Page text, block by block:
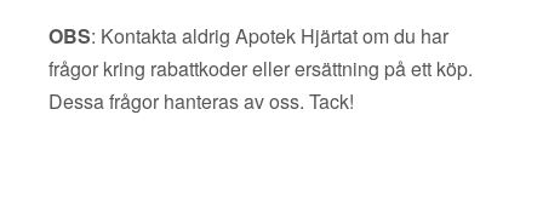
OBS: Kontakta aldrig Apotek Hjärtat om du har
frågor kring rabattkoder eller ersättning på ett köp.
Dessa frågor hanteras av oss. Tack!